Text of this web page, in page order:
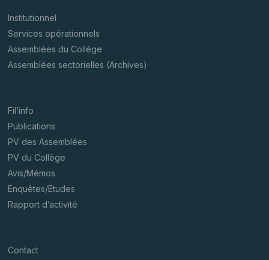
Institutionnel
Services opérationnels
Assemblées du Collège
Assemblées sectorielles (Archives)
Fil’info
Publications
PV des Assemblées
PV du Collège
Avis/Mémos
Enquêtes/Etudes
Rapport d’activité
Contact